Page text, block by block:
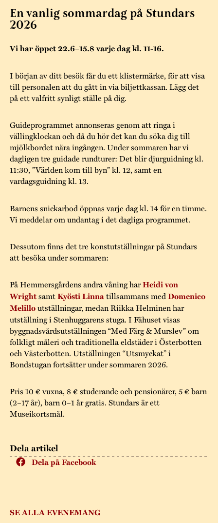
Tillgänglighet
Kontakta oss
Jarl Hemmer
Byggnadsvård
Rödmyllan
Museipedagogik
Projekt
Museisamlingarna
Stundarsvänner
Marknader
Årets Gunnar
registerbeskrivning
Dela artikel
Dela på Facebook
SE ALLA EVENEMANG
En vanlig sommardag på Stundars
2026
Vi har öppet 22.6–15.8 varje dag kl. 11-16.
I början av ditt besök får du ett klistermärke, för att visa
till personalen att du gått in via biljettkassan. Lägg det
på ett valfritt synligt ställe på dig.
Guideprogrammet annonseras genom att ringa i
vällingklockan och då du hör det kan du söka dig till
mjölkbordet nära ingången. Under sommaren har vi
dagligen tre guidade rundturer: Det blir djurguidning kl.
11:30, ”Världen kom till byn” kl. 12, samt en
vardagsguidning kl. 13.
Barnens snickarbod öppnas varje dag kl. 14 för en timme.
Vi meddelar om undantag i det dagliga programmet.
Dessutom finns det tre konstutställningar på Stundars
att besöka under sommaren:
På Hemmersgårdens andra våning harHeidi von
WrightsamtKyösti Linnatillsammans medDomenico
Melilloutställningar, medan Riikka Helminen har
utställning i Stenhuggarens stuga. I Fähuset visas
byggnadsvårdsutställningen “Med Färg & Murslev” om
folkligt måleri och traditionella eldstäder i Österbotten
och Västerbotten. Utställningen “Utsmyckat” i
Bondstugan fortsätter under sommaren 2026.
Pris 10 € vuxna, 8 € studerande och pensionärer, 5 € barn
(2–17 år), barn 0–1 år gratis. Stundars är ett
Museikortsmål.